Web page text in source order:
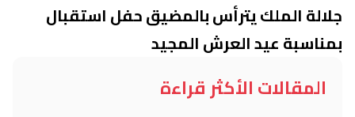
جلالة الملك يترأس بالمضيق حفل استقبال
بمناسبة عيد العرش المجيد
المقالات الأكثر قراءة